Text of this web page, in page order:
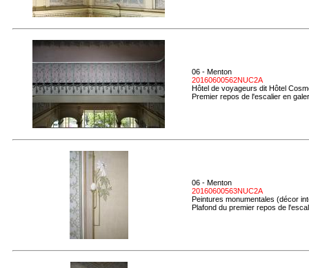
06 - Menton
20160600562NUC2A
Hôtel de voyageurs dit Hôtel
Premier repos de l'escalier en
06 - Menton
20160600563NUC2A
Peintures monumentales (décor
Plafond du premier repos de